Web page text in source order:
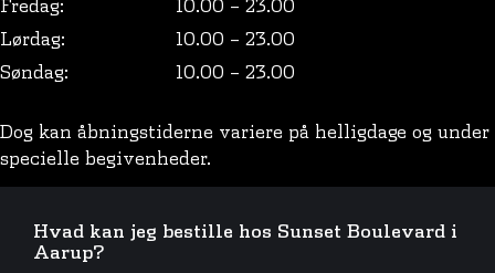
Fredag:
10.00 – 23.00
Lørdag:
10.00 – 23.00
Søndag:
10.00 – 23.00
Dog kan åbningstiderne variere på helligdage og under
specielle begivenheder.
Hvad kan jeg bestille hos Sunset Boulevard i
Aarup?